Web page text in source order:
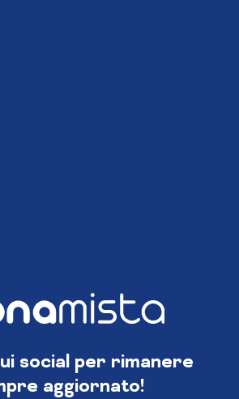
social per rimanere
aggiornato!